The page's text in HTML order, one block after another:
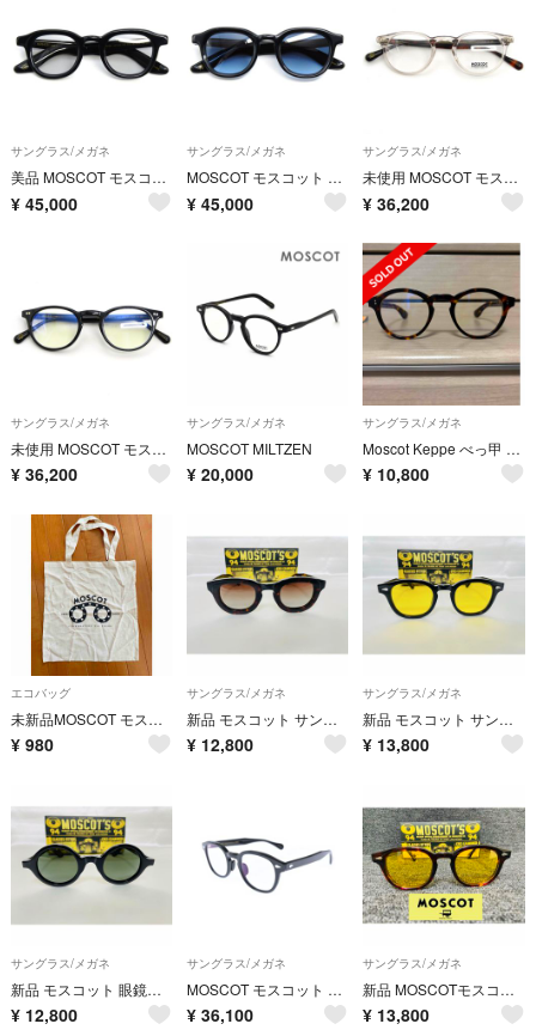
サングラス/メガネ
美品 MOSCOT モスコット サングラス DAHVEN 44 中国製 ダーベン ボストン/ウェリントン テレビジョンカット BLACK 61006137
¥ 45,000
サングラス/メガネ
MOSCOT モスコット サングラス DAHVEN 47 中国製 ダーベン ボストン/ウェリントン テレビジョンカット BLACK 61006138
¥ 45,000
サングラス/メガネ
未使用 MOSCOT モスコット メガネフレーム FRANKIE 45 中国製 フランキー ラウンド/オーバル MIST/TORTOISE 54001290
¥ 36,200
サングラス/メガネ
未使用 MOSCOT モスコット サングラス FRANKIE 45 SUN 中国製 フランキー ラウンド/オーバル BLACK 54001291
¥ 36,200
サングラス/メガネ
MOSCOT MILTZEN
¥ 20,000
サングラス/メガネ
Moscot Keppe べっ甲 クリアレンズ メガネ サングラス 美品 レディース メンズ
¥ 10,800
エコバッグ
未新品MOSCOT モスコット 110周年記念 エコバッグ
¥ 980
サングラス/メガネ
新品 モスコット サングラス MOSCOT TELENA TORTOISE/BLACK 鼈甲柄 人気モデル
¥ 12,800
サングラス/メガネ
新品 モスコット サングラス MOSCOT LEMTOSH BLACK レムトッシュ 黒縁 川口春奈 カラーレンズ 人気モデル
¥ 13,800
サングラス/メガネ
新品 モスコット 眼鏡フレーム ZOLMAN BLACK セルフレーム ゾルマン 黒縁 人気レアモデル
¥ 12,800
サングラス/メガネ
MOSCOT モスコット メガネ 黒 【古着】【中古】【送料無料】
¥ 36,100
サングラス/メガネ
新品 MOSCOTモスコット LEMTOSH サングラス レムトッシュ 鼈甲柄 川口春奈 人気モデル
¥ 13,800